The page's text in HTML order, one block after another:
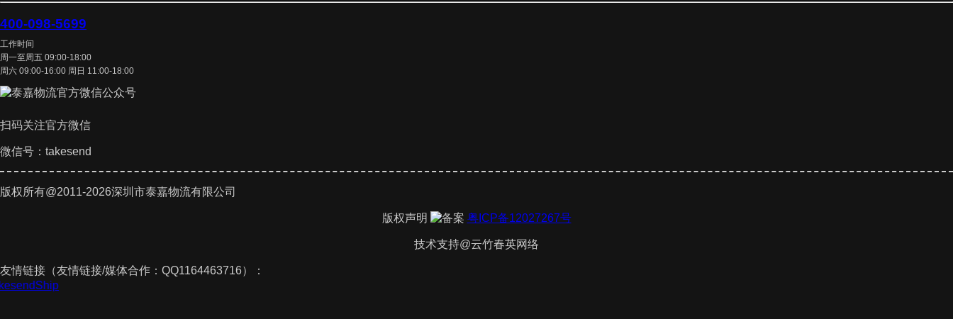
400-098-5699
工作时间
周一至周五 09:00-18:00
周六 09:00-16:00 周日 11:00-18:00
扫码关注官方微信
微信号：takesend
版权所有@2011-2026深圳市泰嘉物流有限公司
版权声明 粤ICP备12027267号
技术支持@云竹春英网络
友情链接（友情链接/媒体合作：QQ1164463716）：